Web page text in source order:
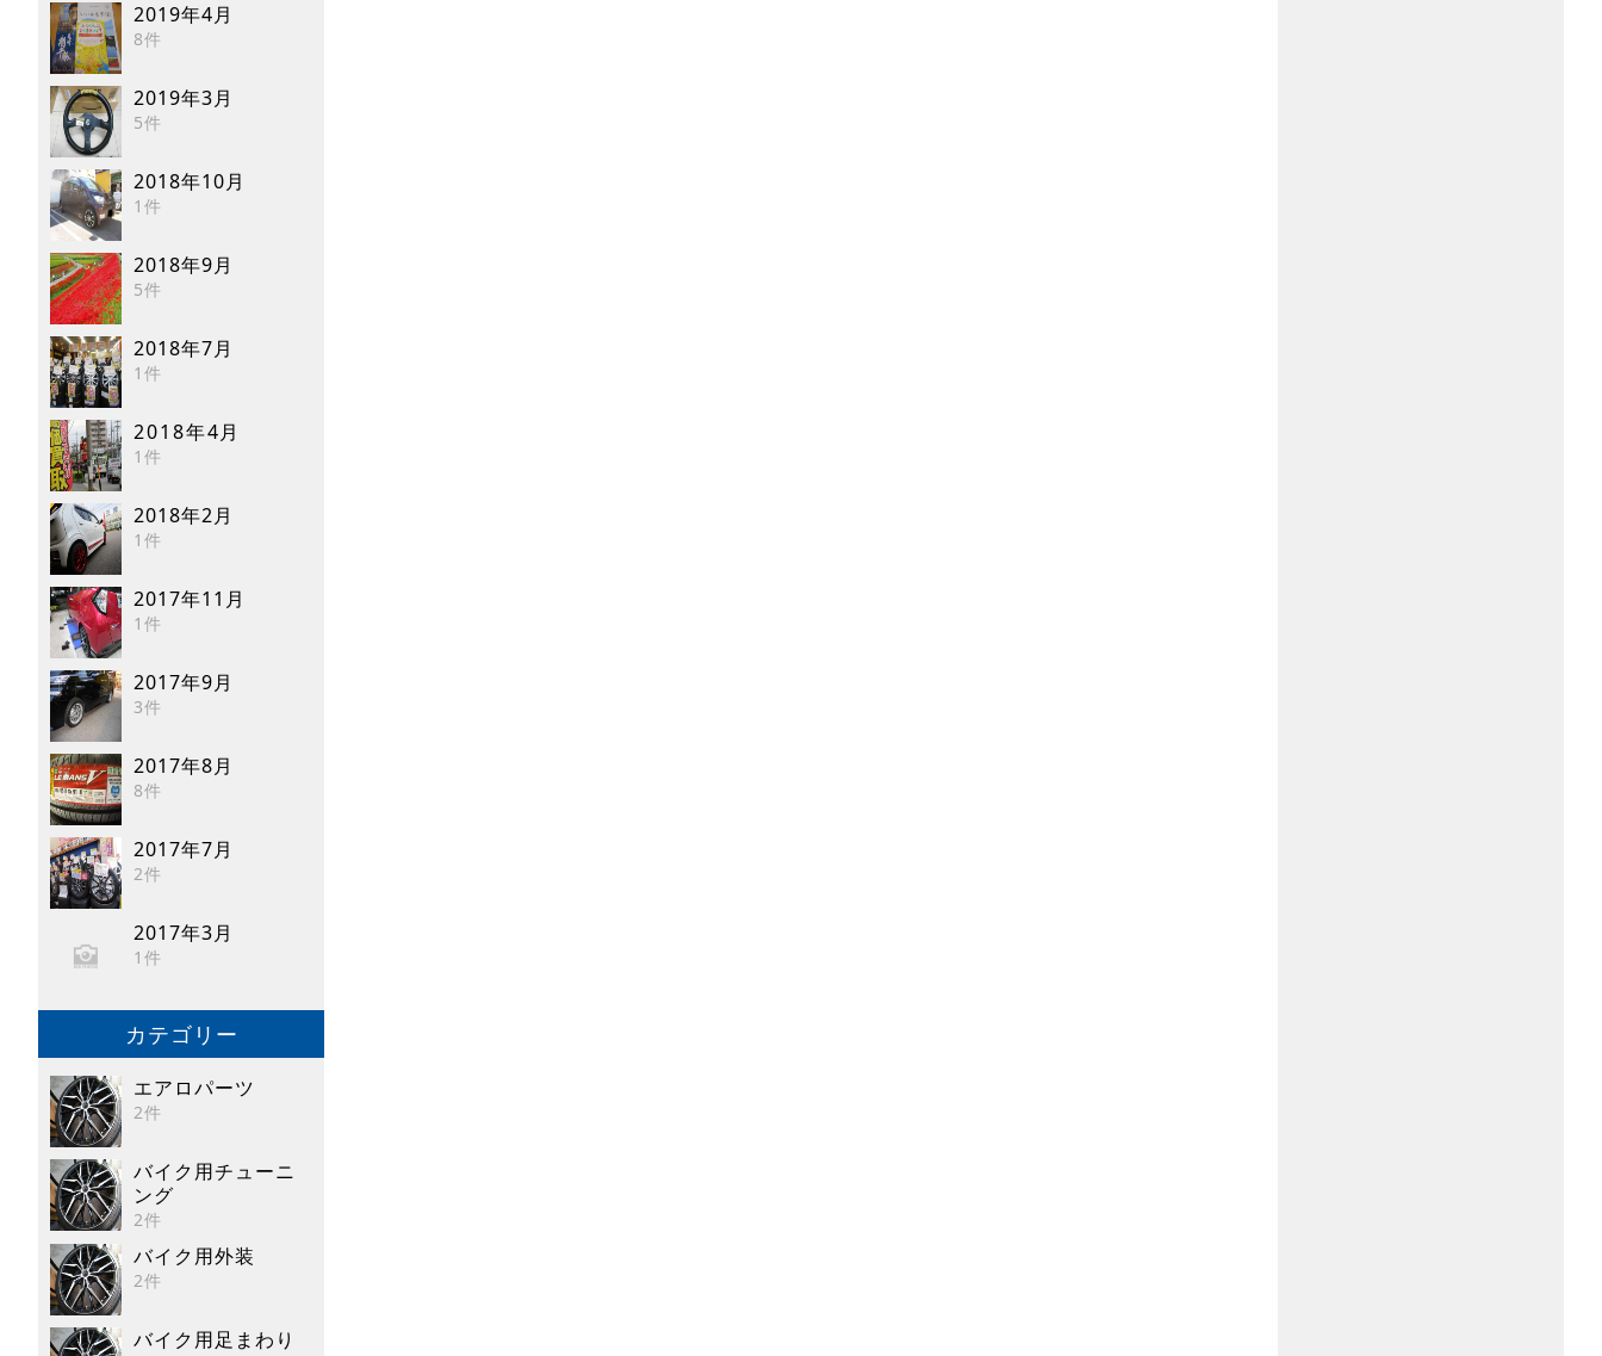
2019年4月
8件
2019年3月
5件
2018年10月
1件
2018年9月
5件
2018年7月
1件
2018年4月
1件
2018年2月
1件
2017年11月
1件
2017年9月
3件
2017年8月
8件
2017年7月
2件
2017年3月
1件
カテゴリー
エアロパーツ
2件
バイク用チューニ
ング
2件
バイク用外装
2件
バイク用足まわり